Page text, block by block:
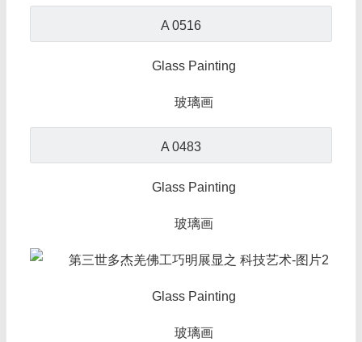
A 0516
Glass Painting
玻璃画
A 0483
Glass Painting
玻璃画
Glass Painting
玻璃画